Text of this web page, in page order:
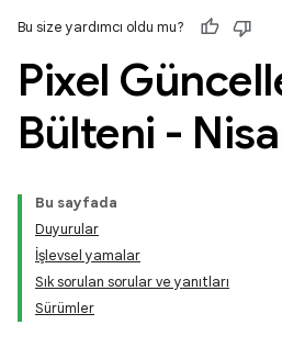
Bu size yardımcı oldu mu?
Pixel
Bülteni -
Bu sayfada
Duyurular
İşlevsel yamalar
Sık sorulan sorular ve yanıtları
Sürümler